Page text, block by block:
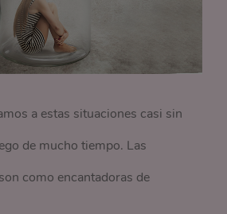
a estas situaciones casi sin
de mucho tiempo. Las
como encantadoras de